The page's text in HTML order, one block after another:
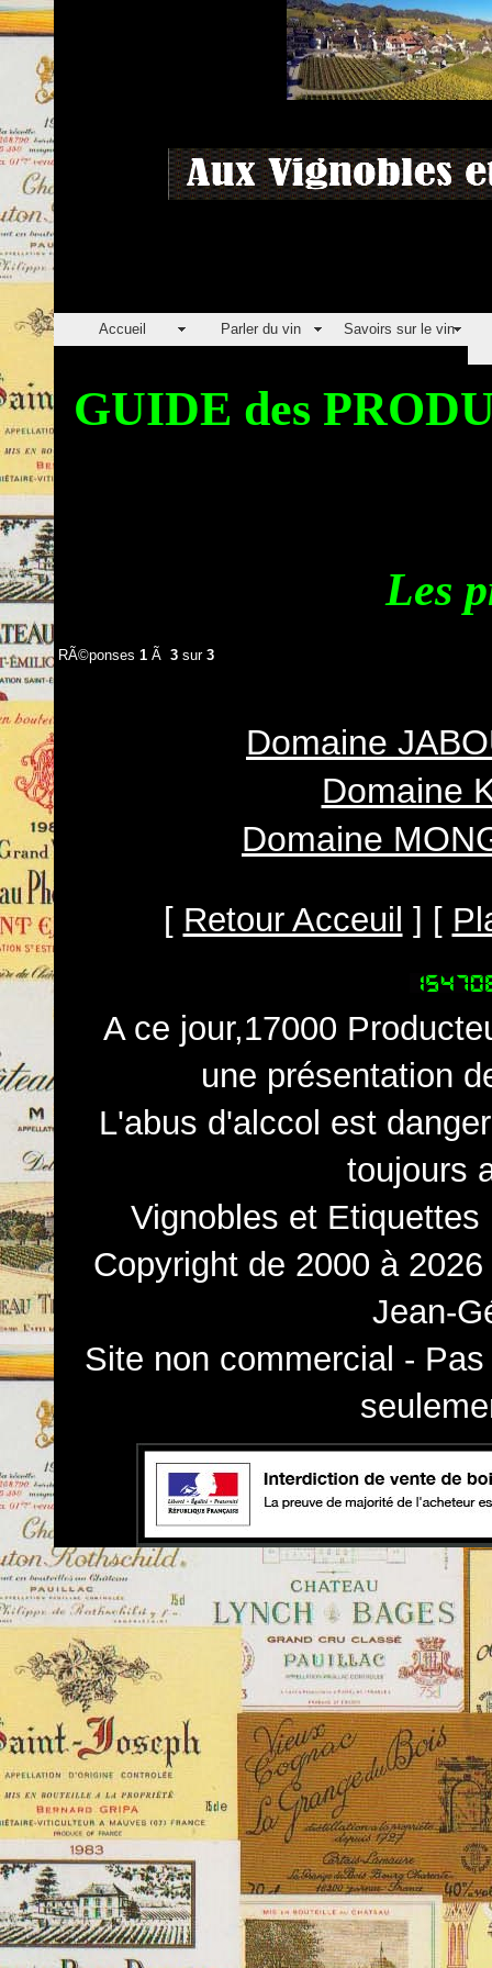
Accueil Parler du vin Savoirs sur le vin
GUIDE des
Les
RÃ©ponses 1 Ã 3 sur 3
Domaine
Domaine
Domaine
[ Retour Acceuil ] [
A ce jour,17000
une présentation
L'abus d'alccol est
toujours
Vignobles et
Copyright de 2000 à
Jean-
Site non commercial -